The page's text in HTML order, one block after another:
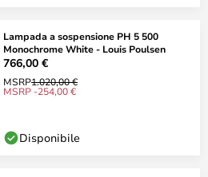
Lampada a sospensione PH 5 500
Monochrome White - Louis Poulsen
766,00 €
MSRP1.020,00 €
MSRP -254,00 €
Disponibile